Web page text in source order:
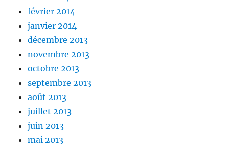
février 2014
janvier 2014
décembre 2013
novembre 2013
octobre 2013
septembre 2013
août 2013
juillet 2013
juin 2013
mai 2013